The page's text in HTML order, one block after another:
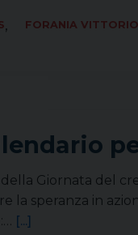
, FORANIA VITTORIO
Giornata del
la speranza in
[...]